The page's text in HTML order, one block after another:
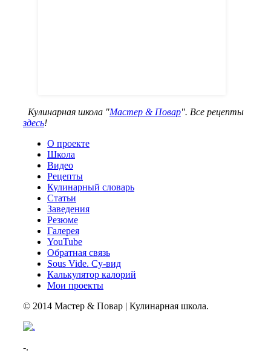
Кулинарная школа "Мастер & Повар". Все рецепты
здесь!
О проекте
Школа
Видео
Рецепты
Кулинарный словарь
Статьи
Заведения
Резюме
Галерея
YouTube
Обратная связь
Sous Vide. Су-вид
Калькулятор калорий
Мои проекты
© 2014 Мастер & Повар | Кулинарная школа.
-.